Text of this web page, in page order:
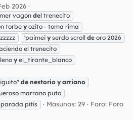
2026
vagon del trenecito
torbe y ozito - toma rima
'paimei y serdo scroll de oro 2026
el trenecito
y el_tirante_blanco
de nestorio y arriano
marrano puto
parada pitis
Masunos: 29 Foro: Foro